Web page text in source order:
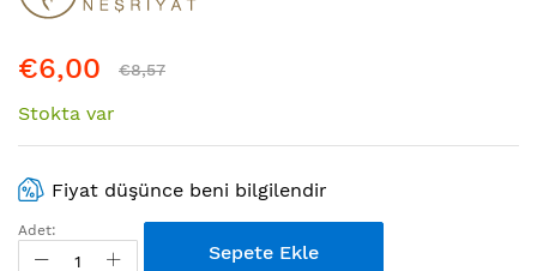
başına
€6,00 €8,57
Stokta var
Fiyat düşünce beni bilgilendir
Adet:
Sepete Ekle